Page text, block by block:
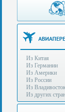
Многоканальный
телефон:
(495)
788-
Бесплатные
консультации
Дополнительные
+7 (929) 575-
96-62
+7 (925) 104-
15-94
e-mail:info@s-
Из Китая
Из Германии
Из Америки
Из России
Из
Из других